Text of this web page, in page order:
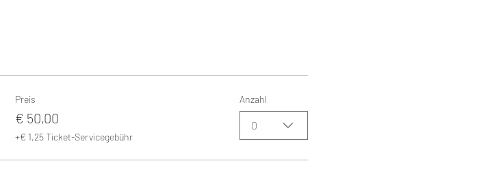
Preis
€ 50,00
+€ 1,25 Ticket-Servicegebühr
Anzahl
0